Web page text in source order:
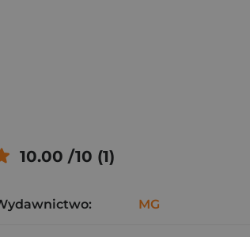
10.00 /10 (1)
MG